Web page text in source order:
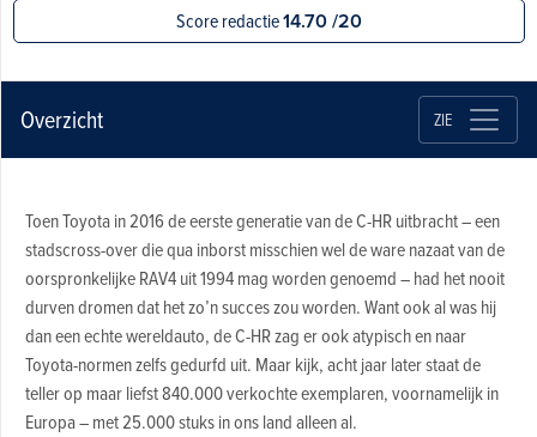
Score redactie14.70 /20
Overzicht ZIE
Toen Toyota in 2016 de eerste generatie van de C-HR uitbracht – een
stadscross-over die qua inborst misschien wel de ware nazaat van de
oorspronkelijke RAV4 uit 1994 mag worden genoemd – had het nooit
durven dromen dat het zo’n succes zou worden. Want ook al was hij
dan een echte wereldauto, de C-HR zag er ook atypisch en naar
Toyota-normen zelfs gedurfd uit. Maar kijk, acht jaar later staat de
teller op maar liefst 840.000 verkochte exemplaren, voornamelijk in
Europa – met 25.000 stuks in ons land alleen al.